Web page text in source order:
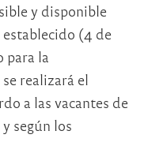
y disponible
(4 de
para la
realizará el
a las vacantes de
según los